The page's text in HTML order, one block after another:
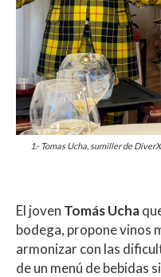
1.- Tomas Ucha, sumiller de
El joven Tomás Ucha
bodega, propone vinos
armonizar con las
de un menú de bebidas